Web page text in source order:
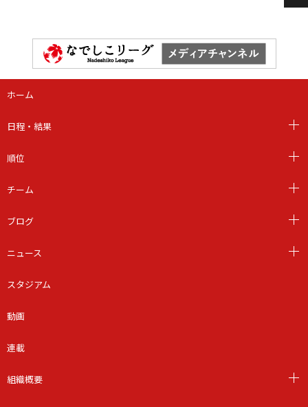
ホーム
日程・結果
順位
チーム
ブログ
ニュース
スタジアム
動画
連載
組織概要